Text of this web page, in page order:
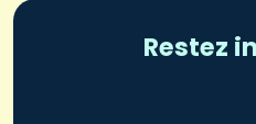
Restez